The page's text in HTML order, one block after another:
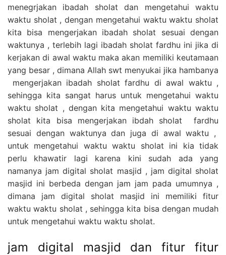
menegrjakan ibadah sholat dan mengetahui waktu
waktu sholat , dengan mengetahui waktu waktu sholat
kita bisa mengerjakan ibadah sholat sesuai dengan
waktunya , terlebih lagi ibadah sholat fardhu ini jika di
kerjakan di awal waktu maka akan memiliki keutamaan
yang besar , dimana Allah swt menyukai jika hambanya
mengerjakan ibadah sholat fardhu di awal waktu ,
sehingga kita sangat harus untuk mengetahui waktu
waktu sholat , dengan kita mengetahui waktu waktu
sholat kita bisa mengerjakan ibdah sholat fardhu
sesuai dengan waktunya dan juga di awal waktu ,
untuk mengetahui waktu waktu sholat ini kia tidak
perlu khawatir lagi karena kini sudah ada yang
namanya jam digital sholat masjid , jam digital sholat
masjid ini berbeda dengan jam jam pada umumnya ,
dimana jam digital sholat masjid ini memiliki fitur
waktu waktu sholat , sehingga kita bisa dengan mudah
untuk mengetahui waktu waktu sholat.
jam digital masjid dan fitur fitur